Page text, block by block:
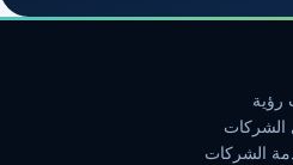
رؤية
الشركات
الشركات